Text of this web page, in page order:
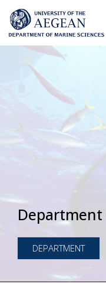
Department
DEPARTMENT